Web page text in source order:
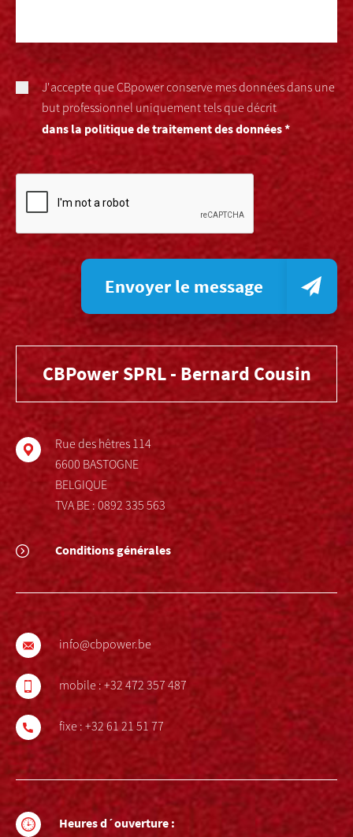
J'accepte que CBpower conserve mes données dans une
but professionnel uniquement tels que décrit
dans la politique de traitement des données *
Envoyer le message
CBPower SPRL - Bernard Cousin
Rue des hêtres 114
6600 BASTOGNE
BELGIQUE
TVA BE : 0892 335 563
Conditions générales
info@cbpower.be
mobile : +32 472 357 487
fixe : +32 61 21 51 77
Heures d´ouverture :